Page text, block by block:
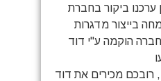
ביקור בחברת
בייצור מדגרות
הוקמה ע"י דוד
רובכם מכירים את דוד